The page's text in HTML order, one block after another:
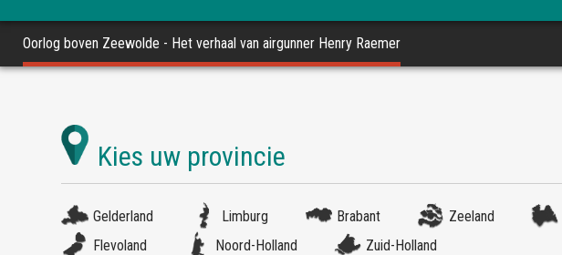
Oorlog boven Zeewolde - Het verhaal van airgunner Henry Raemer
Gelderland Limburg Brabant Zeeland
Flevoland
Noord-Holland Zuid-Holland